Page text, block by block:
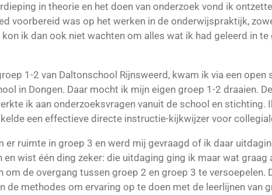
in theorie en het doen van onderzoek vond ik
voorbereid was op het werken in de onderwijspraktijk,
ik dan ook niet wachten om alles wat ik had geleerd in
1-2 van Daltonschool Rijnsweerd, kwam ik via een
in Dongen. Daar mocht ik mijn eigen groep 1-2 draaien.
ik aan onderzoeksvragen vanuit de school en stichting.
een effectieve directe instructie-kijkwijzer voor
er ruimte in groep 3 en werd mij gevraagd of ik daar
en wist één ding zeker: die uitdaging ging ik maar wat
om de overgang tussen groep 2 en groep 3 te versoepelen.
de methodes om ervaring op te doen met de leerlijnen van